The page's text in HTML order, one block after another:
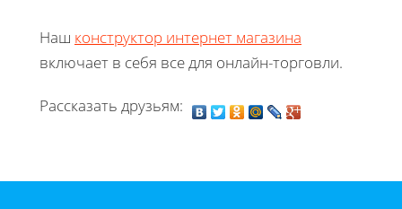
Наш конструктор интернет магазина
включает в себя все для онлайн-торговли.
Рассказать друзьям: